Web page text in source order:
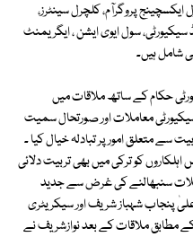
پروگرآم، کلچرل سینٹرز،
سیکیورٹی، سول ایوی ایشن ، ایگریمنٹ
شامل ہیں۔
حکام کے ساتھ ملاقات میں
معاملات اور صورتحال سمیت
سے متعلق امور پر تبادلہ خیال کیا ۔
کو ترکی میں بھی تربیت دلائی
سنبھالنے کی غرض سے جدید
پنجاب شہباز شریف اور سیکریٹری
مطابق ملاقات کے بعد نوازشریف نے